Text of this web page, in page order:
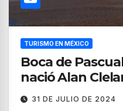
TURISMO EN MÉXICO
Boca de
nació Alan
31 DE JULIO DE 2024